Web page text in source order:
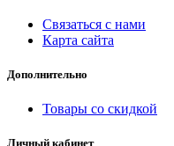
Связаться с нами
Карта сайта
Дополнительно
Товары со скидкой
Личный кабинет